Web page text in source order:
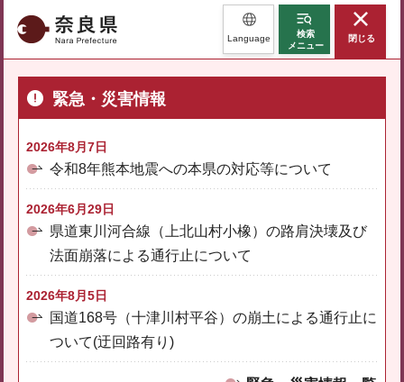
奈良県 Language
検索
メニュー
閉じる
緊急・災害情報
2026年8月7日
令和8年熊本地震への本県の対応等について
2026年6月29日
県道東川河合線（上北山村小橡）の路肩決壊及び
法面崩落による通行止について
2026年8月5日
国道168号（十津川村平谷）の崩土による通行止に
ついて(迂回路有り)